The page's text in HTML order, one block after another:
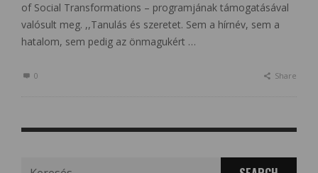
of Social Transformations – programjának támogatásával
valósult meg. ,,Tanulás és szeretet. Sem a hírnév, sem a
hatalom, sem pedig az önmagukért …
0 Share